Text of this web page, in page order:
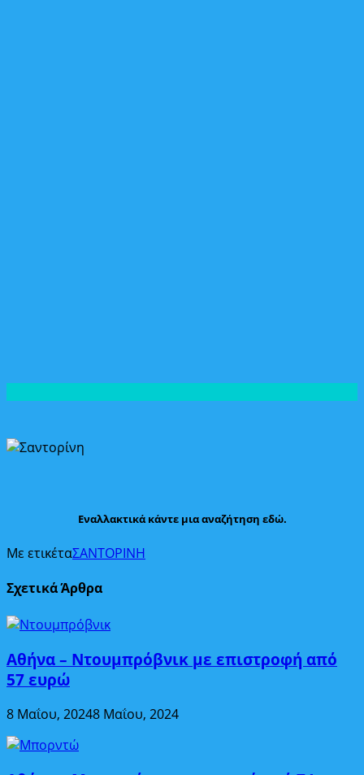
Εναλλακτικά κάντε μια αναζήτηση εδώ.
Με ετικέταΣΑΝΤΟΡΙΝΗ
Σχετικά Άρθρα
Αθήνα – Ντουμπρόβνικ με επιστροφή από
57 ευρώ
8 Μαΐου, 20248 Μαΐου, 2024